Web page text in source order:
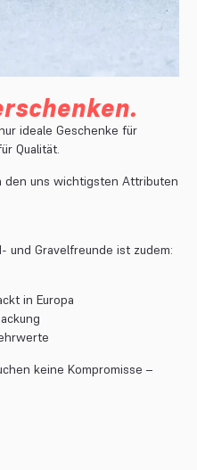
ideale Geschenke für
Qualität.
den uns wichtigsten Attributen
und Gravelfreunde ist zudem:
in Europa
keine Kompromisse –